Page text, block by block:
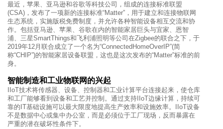
最近，苹果、亚马逊和谷歌等科技公司，组成的连接标准联盟
(CSA)，发布了一项新的连接标准“Matter”，用于建立和连接物联网
生态系统，实施版税免费制度，并允许各种智能设备相互交流和协
作。包括亚马逊、苹果、谷歌在内的智能家居巨头与宜家、恩智
浦、三星SmartThings和飞利浦照明等公司在Zigbee的联合之下，于
2019年12月联合成立了一个名为“ConnectedHomeOverIP”(简
称“CHIP”)的智能家居设备联盟，这也是这次发布的“Matter”标准的前
身。
智能制造和工业物联网的兴起
IIoT技术将传感器、设备、控制器和工业计算平台连接起来，使仓库
和工厂能够看到设备和工艺并控制。通过支持IIoT边缘计算，持续可
靠的IT基础设施可以最大限度地提高生产效率和设施效率。IIoT设备
不是数据中心或集中办公室，而是必须位于工厂现场，反而暴露在
严重的潜在破坏性条件下。